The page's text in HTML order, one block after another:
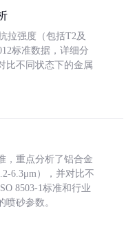
拉强度（包括T2及
标准数据，详细分
比不同状态下的金属
，重点分析了铝合金
6.3μm），并对比不
8503-1标准和行业
砂参数。